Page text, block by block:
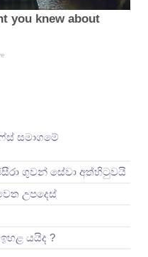
සමාගමේ
ගුවන් සේවා අත්හි‍ටුවයි
උපදෙස්
යයිද ?